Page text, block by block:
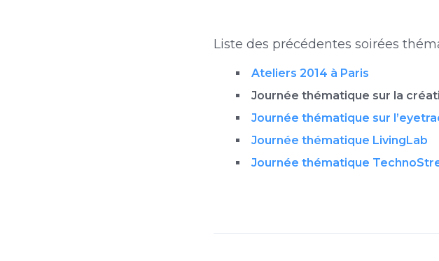
Liste des précédentes soirées
Ateliers 2014 à Paris
Journée thématique sur la
Journée thématique sur
Journée thématique LivingLab
Journée thématique